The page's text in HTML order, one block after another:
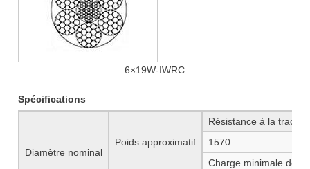
6×19W-IWRC
Spécifications
Diamètre nominal
Poids approximatif
Résistance à la
1570
Charge minimale de